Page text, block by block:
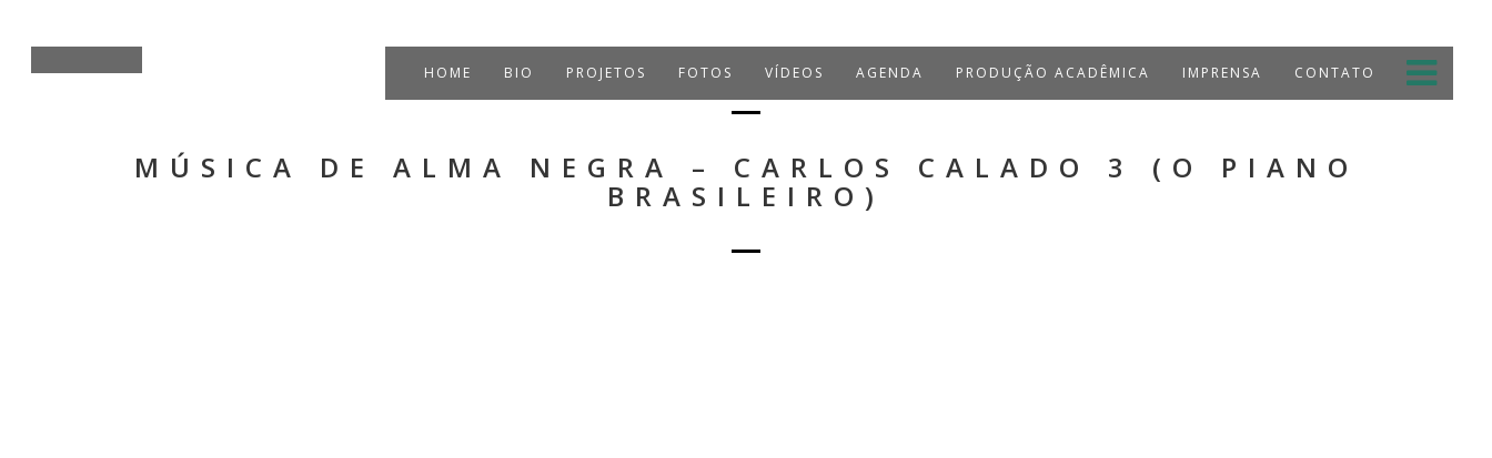
HOME BIO PROJETOS FOTOS VÍDEOS AGENDA PRODUÇÃO ACADÊMICA IMPRENSA CONTATO
MÚSICA DE ALMA NEGRA – CARLOS CALADO 3 (O PIANO
BRASILEIRO)